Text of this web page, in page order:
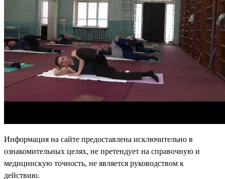
Информация на сайте предоставлена исключительно в
ознакомительных целях, не претендует на справочную и
медицинскую точность, не является руководством к
действию.